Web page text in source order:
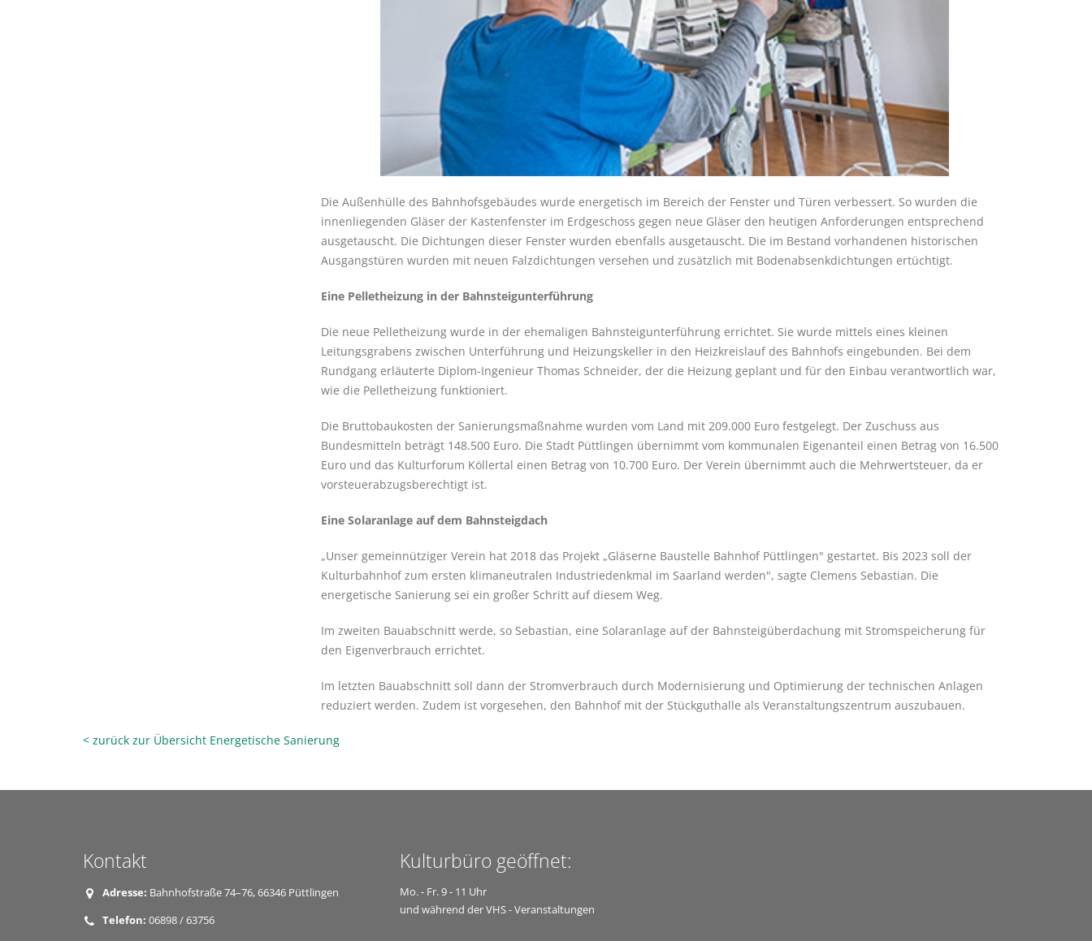
Die Außenhülle des Bahnhofsgebäudes wurde energetisch im Bereich der Fenster und Türen verbessert. So wurden die
innenliegenden Gläser der Kastenfenster im Erdgeschoss gegen neue Gläser den heutigen Anforderungen entsprechend
ausgetauscht. Die Dichtungen dieser Fenster wurden ebenfalls ausgetauscht. Die im Bestand vorhandenen historischen
Ausgangstüren wurden mit neuen Falzdichtungen versehen und zusätzlich mit Bodenabsenkdichtungen ertüchtigt.
Eine Pelletheizung in der Bahnsteigunterführung
Die neue Pelletheizung wurde in der ehemaligen Bahnsteigunterführung errichtet. Sie wurde mittels eines kleinen
Leitungsgrabens zwischen Unterführung und Heizungskeller in den Heizkreislauf des Bahnhofs eingebunden. Bei dem
Rundgang erläuterte Diplom-Ingenieur Thomas Schneider, der die Heizung geplant und für den Einbau verantwortlich war,
wie die Pelletheizung funktioniert.
Die Bruttobaukosten der Sanierungsmaßnahme wurden vom Land mit 209.000 Euro festgelegt. Der Zuschuss aus
Bundesmitteln beträgt 148.500 Euro. Die Stadt Püttlingen übernimmt vom kommunalen Eigenanteil einen Betrag von 16.500
Euro und das Kulturforum Köllertal einen Betrag von 10.700 Euro. Der Verein übernimmt auch die Mehrwertsteuer, da er
vorsteuerabzugsberechtigt ist.
Eine Solaranlage auf dem Bahnsteigdach
„Unser gemeinnütziger Verein hat 2018 das Projekt „Gläserne Baustelle Bahnhof Püttlingen" gestartet. Bis 2023 soll der
Kulturbahnhof zum ersten klimaneutralen Industriedenkmal im Saarland werden", sagte Clemens Sebastian. Die
energetische Sanierung sei ein großer Schritt auf diesem Weg.
Im zweiten Bauabschnitt werde, so Sebastian, eine Solaranlage auf der Bahnsteigüberdachung mit Stromspeicherung für
den Eigenverbrauch errichtet.
Im letzten Bauabschnitt soll dann der Stromverbrauch durch Modernisierung und Optimierung der technischen Anlagen
reduziert werden. Zudem ist vorgesehen, den Bahnhof mit der Stückguthalle als Veranstaltungszentrum auszubauen.
< zurück zur Übersicht Energetische Sanierung
Kontakt
Adresse: Bahnhofstraße 74–76, 66346 Püttlingen
Telefon: 06898 / 63756
Kulturbüro geöffnet:
Mo. - Fr. 9 - 11 Uhr
und während der VHS - Veranstaltungen